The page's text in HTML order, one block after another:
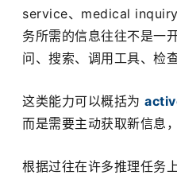
service、medical
务所需的信息往往不是一
问、搜索、调用工具、检
这类能力可以概括为
而是需要主动获取新信息
根据过往在许多推理任务